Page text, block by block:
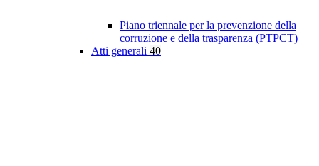
Piano triennale per la prevenzione della
corruzione e della trasparenza (PTPCT)
Atti generali 40